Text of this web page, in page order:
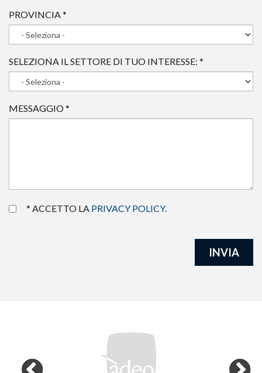
PROVINCIA*
SELEZIONA IL SETTORE DI TUO INTERESSE: *
MESSAGGIO*
* ACCETTO LA PRIVACY POLICY.
INVIA